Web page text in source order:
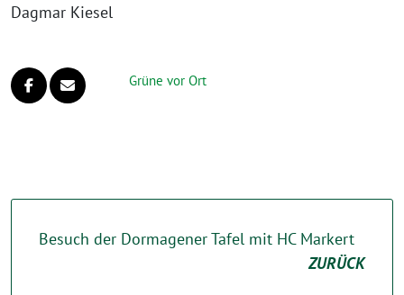
Dagmar Kiesel
Grüne vor Ort
Besuch der Dormagener Tafel mit HC Markert
ZURÜCK